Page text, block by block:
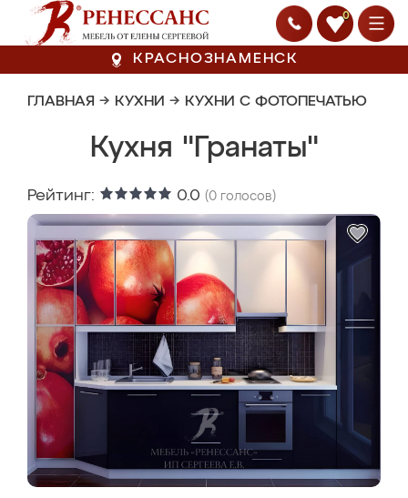
0
КРАСНОЗНАМЕНСК
ГЛАВНАЯ → КУХНИ → КУХНИ С ФОТОПЕЧАТЬЮ
Кухня "Гранаты"
Рейтинг: 0.0 (0 голосов)